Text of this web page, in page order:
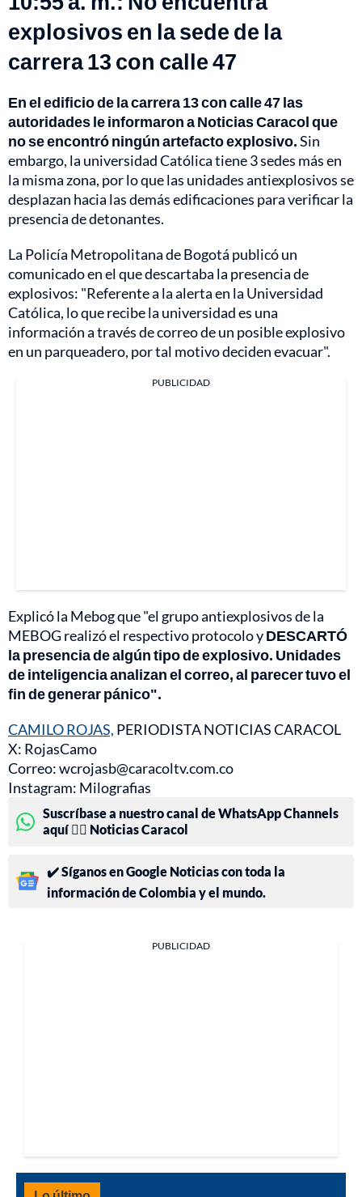
explosivos en la sede de la
carrera 13 con calle 47
En el edificio de la carrera 13 con calle 47 las
autoridades le informaron a Noticias Caracol que
no se encontró ningún artefacto explosivo.Sin
embargo, la universidad Católica tiene 3 sedes más en
la misma zona, por lo que las unidades antiexplosivos se
desplazan hacia las demás edificaciones para verificar la
presencia de detonantes.
La Policía Metropolitana de Bogotá publicó un
comunicado en el que descartaba la presencia de
explosivos: "Referente a la alerta en la Universidad
Católica, lo que recibe la universidad es una
información a través de correo de un posible explosivo
en un parqueadero, por tal motivo deciden evacuar".
PUBLICIDAD
Explicó la Mebog que "el grupo antiexplosivos de la
MEBOG realizó el respectivo protocolo yDESCARTÓ
la presencia de algún tipo de explosivo. Unidades
de inteligencia analizan el correo, al parecer tuvo el
fin de generar pánico".
CAMILO ROJAS, PERIODISTA NOTICIAS CARACOL
X: RojasCamo
Correo: wcrojasb@caracoltv.com.co
Instagram: Milografias
Suscríbase a nuestro canal de WhatsApp Channels
aquí 👉🏻 Noticias Caracol
✔️ Síganos en Google Noticias con toda la
información de Colombia y el mundo.
PUBLICIDAD